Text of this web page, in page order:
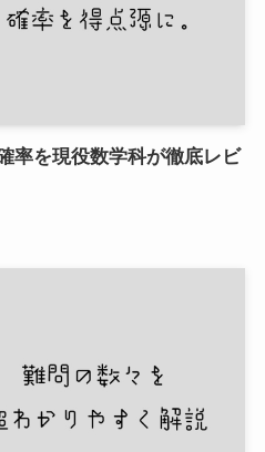
率を現役数学科が徹底レビ